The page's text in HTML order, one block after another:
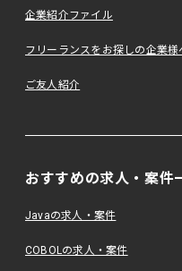
企業紹介ファイル
フリーランスをお探しの企業様
ご友人紹介
おすすめの求人・案件
Javaの求人・案件
COBOLの求人・案件